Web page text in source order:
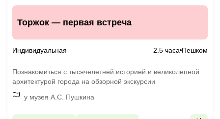
Торжок — первая встреча
Индивидуальная 2.5 часа Пешком
Познакомиться с тысячелетней историей и великолепной
архитектурой города на обзорной экскурсии
у музея А.С. Пушкина